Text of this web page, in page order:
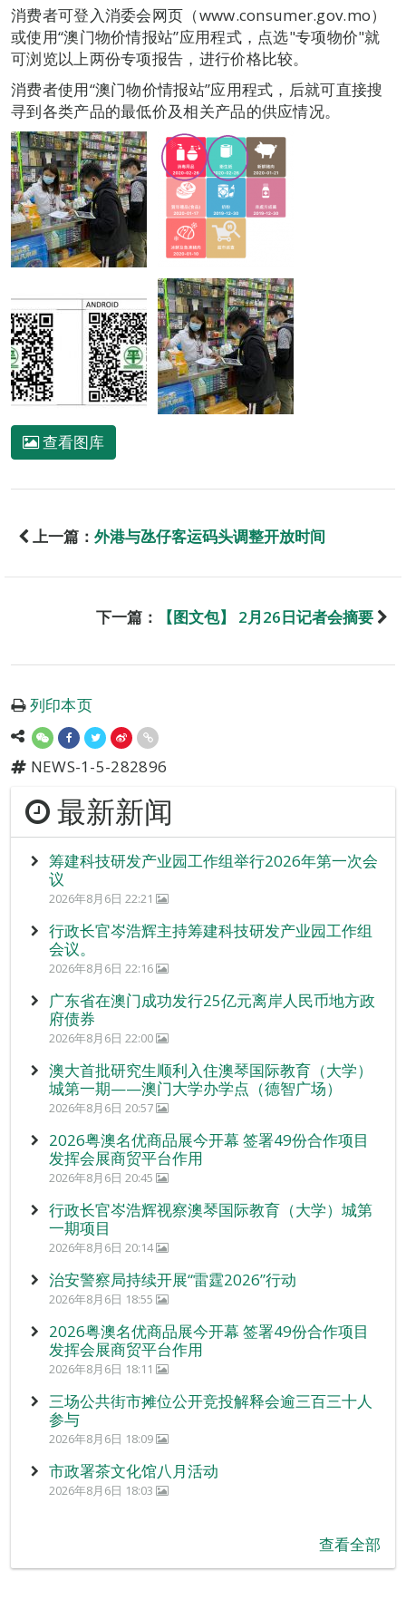
消费者可登入消委会网页（www.consumer.gov.mo）
或使用“澳门物价情报站”应用程式，点选"专项物价"就
可浏览以上两份专项报告，进行价格比较。
消费者使用“澳门物价情报站”应用程式，后就可直接搜
寻到各类产品的最低价及相关产品的供应情况。
查看图库
上一篇： 外港与氹仔客运码头调整开放时间
下一篇： 【图文包】 2月26日记者会摘要
列印本页
NEWS-1-5-282896
最新新闻
筹建科技研发产业园工作组举行2026年第一次会
议
2026年8月6日 22:21
行政长官岑浩辉主持筹建科技研发产业园工作组
会议。
2026年8月6日 22:16
广东省在澳门成功发行25亿元离岸人民币地方政
府债券
2026年8月6日 22:00
澳大首批研究生顺利入住澳琴国际教育（大学）
城第一期——澳门大学办学点（德智广场）
2026年8月6日 20:57
2026粤澳名优商品展今开幕 签署49份合作项目
发挥会展商贸平台作用
2026年8月6日 20:45
行政长官岑浩辉视察澳琴国际教育（大学）城第
一期项目
2026年8月6日 20:14
治安警察局持续开展“雷霆2026”行动
2026年8月6日 18:55
2026粤澳名优商品展今开幕 签署49份合作项目
发挥会展商贸平台作用
2026年8月6日 18:11
三场公共街市摊位公开竞投解释会逾三百三十人
参与
2026年8月6日 18:09
市政署茶文化馆八月活动
2026年8月6日 18:03
查看全部